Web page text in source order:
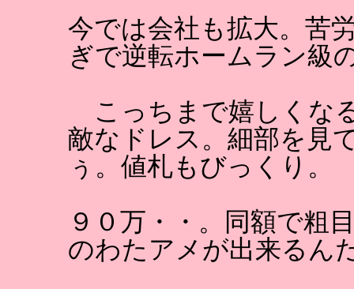
今では会社も拡大。苦
ぎで逆転ホームラン級
こっちまで嬉しくな
敵なドレス。細部を見
ぅ。値札もびっくり。
９０万・・。同額で粗
のわたアメが出来るん